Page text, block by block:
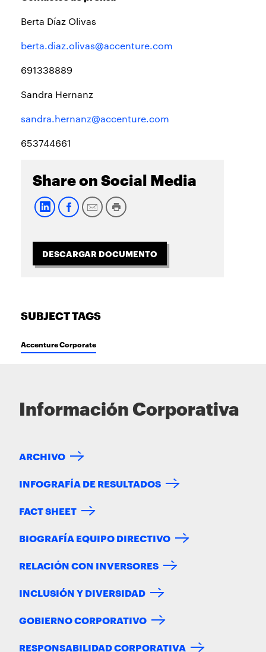
Berta Díaz Olivas
berta.diaz.olivas@accenture.com
691338889
Sandra Hernanz
sandra.hernanz@accenture.com
653744661
Share on Social Media
DESCARGAR DOCUMENTO
SUBJECT TAGS
Accenture Corporate
Información Corporativa
ARCHIVO
INFOGRAFÍA DE RESULTADOS
FACT SHEET
BIOGRAFÍA EQUIPO DIRECTIVO
RELACIÓN CON INVERSORES
INCLUSIÓN Y DIVERSIDAD
GOBIERNO CORPORATIVO
RESPONSABILIDAD CORPORATIVA